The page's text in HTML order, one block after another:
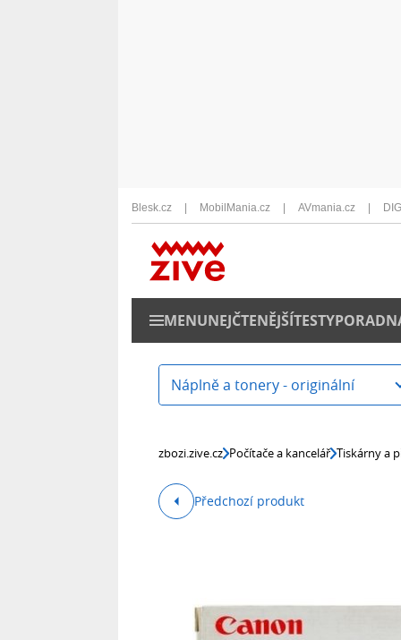
Blesk.cz MobilMania.cz AVmania.cz
MENUNEJČTENĚJŠÍTESTY
Náplně a tonery - originální
zbozi.zive.cz Počítače a kancelář Tiskárny a
Předchozí produkt